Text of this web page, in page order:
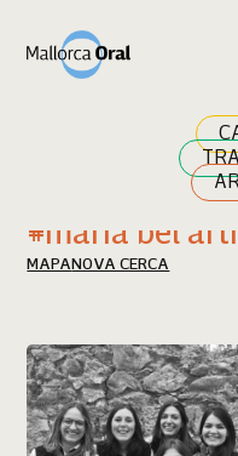
Resultats
#maria bel
MAPA NOVA CERCA